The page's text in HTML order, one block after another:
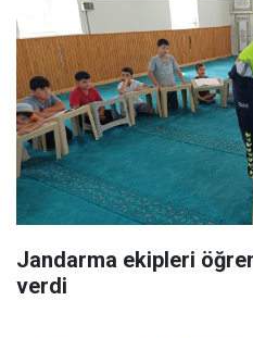
Jandarma ekipleri
verdi